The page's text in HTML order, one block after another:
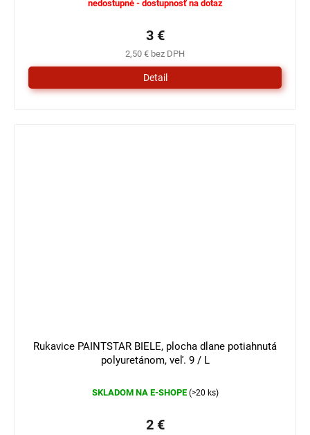
nedostupné - dostupnosť na dotaz
2,50 € bez DPH
3 €
Detail
Rukavice PAINTSTAR BIELE, plocha dlane potiahnutá
polyuretánom, veľ. 9 / L
SKLADOM NA E-SHOPE (>20 ks)
2 €